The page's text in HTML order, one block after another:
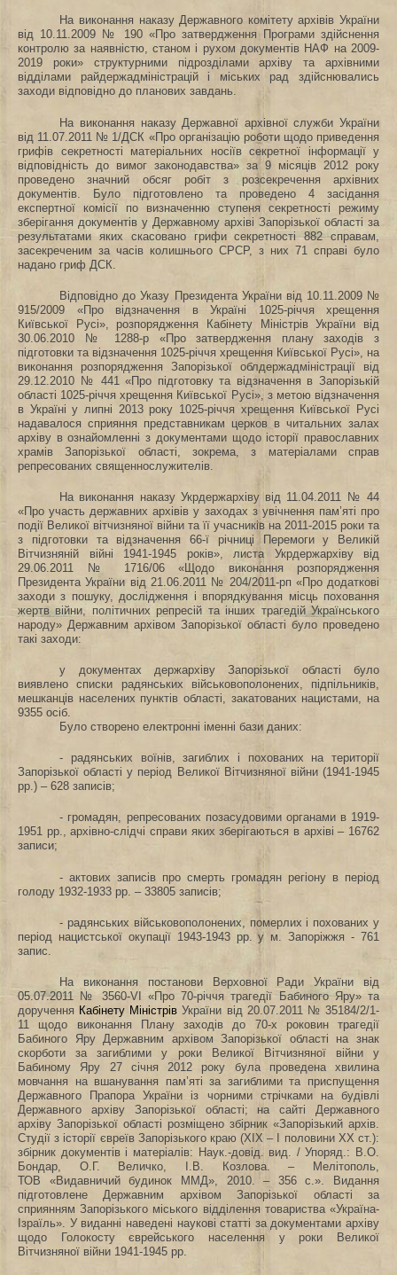
На виконання наказу Державного комітету архівів України
від 10.11.2009 № 190 «Про затвердження Програми здійснення
контролю за наявністю, станом і рухом документів НАФ на 2009-
2019 роки» структурними підрозділами архіву та архівними
відділами райдержадміністрацій і міських рад здійснювались
заходи відповідно до планових завдань.
На виконання наказу Державної архівної служби України
від 11.07.2011 № 1/ДСК «Про організацію роботи щодо приведення
грифів секретності матеріальних носіїв секретної інформації у
відповідність до вимог законодавства» за 9 місяців 2012 року
проведено значний обсяг робіт з розсекречення архівних
документів. Було підготовлено та проведено 4 засідання
експертної комісії по визначенню ступеня секретності режиму
зберігання документів у Державному архіві Запорізької області за
результатами яких скасовано грифи секретності 882 справам,
засекреченим за часів колишнього СРСР, з них 71 справі було
надано гриф ДСК.
Відповідно до Указу Президента України від 10.11.2009 №
915/2009 «Про відзначення в Україні 1025-річчя хрещення
Київської Русі», розпорядження Кабінету Міністрів України від
30.06.2010 № 1288-р «Про затвердження плану заходів з
підготовки та відзначення 1025-річчя хрещення Київської Русі», на
виконання розпорядження Запорізької облдержадміністрації від
29.12.2010 № 441 «Про підготовку та відзначення в Запорізькій
області 1025-річчя хрещення Київської Русі», з метою відзначення
в Україні у липні 2013 року 1025-річчя хрещення Київської Русі
надавалося сприяння представникам церков в читальних залах
архіву в ознайомленні з документами щодо історії православних
храмів Запорізької області, зокрема, з матеріалами справ
репресованих священнослужителів.
На виконання наказу Укрдержархіву від 11.04.2011 № 44
«Про участь державних архівів у заходах з увічнення пам’яті про
події Великої вітчизняної війни та її учасників на 2011‑2015 роки та
з підготовки та відзначення 66-ї річниці Перемоги у Великій
Вітчизняній війні 1941-1945 років», листа Укрдержархіву від
29.06.2011 № 1716/06 «Щодо виконання розпорядження
Президента України від 21.06.2011 № 204/2011-рп «Про додаткові
заходи з пошуку, дослідження і впорядкування місць поховання
жертв війни, політичних репресій та інших трагедій Українського
народу» Державним архівом Запорізької області було проведено
такі заходи:
у документах держархіву Запорізької області було
виявлено списки радянських військовополонених, підпільників,
мешканців населених пунктів області, закатованих нацистами, на
9355 осіб.
Було створено електронні іменні бази даних:
- радянських воїнів, загиблих і похованих на території
Запорізької області у період Великої Вітчизняної війни (1941-1945
рр.) – 628 записів;
- громадян, репресованих позасудовими органами в 1919-
1951 рр., архівно-слідчі справи яких зберігаються в архіві – 16762
записи;
- актових записів про смерть громадян регіону в період
голоду 1932-1933 рр. – 33805 записів;
- радянських військовополонених, померлих і похованих у
період нацистської окупації 1943-1943 рр. у м. Запоріжжя ‑ 761
запис.
На виконання постанови Верховної Ради України від
05.07.2011 № 3560‑VI «Про 70-річчя трагедії Бабиного Яру» та
доручення Кабінету МіністрівУкраїни від 20.07.2011 № 35184/2/1-
11 щодо виконання Плану заходів до 70-х роковин трагедії
Бабиного Яру Державним архівом Запорізької області на знак
скорботи за загиблими у роки Великої Вітчизняної війни у
Бабиному Яру 27 січня 2012 року була проведена хвилина
мовчання на вшанування пам’яті за загиблими та приспущення
Державного Прапора України із чорними стрічками на будівлі
Державного архіву Запорізької області; на сайті Державного
архіву Запорізької області розміщено збірник «Запорізький архів.
Студії з історії євреїв Запорізького краю (ХІХ – І половини ХХ ст.):
збірник документів і матеріалів: Наук.-довід. вид. / Упоряд.: В.О.
Бондар, О.Г. Величко, І.В. Козлова. – Мелітополь,
ТОВ «Видавничий будинок ММД», 2010. – 356 с.». Видання
підготовлене Державним архівом Запорізької області за
сприянням Запорізького міського відділення товариства «Україна-
Ізраїль». У виданні наведені наукові статті за документами архіву
щодо Голокосту єврейського населення у роки Великої
Вітчизняної війни 1941-1945 рр.